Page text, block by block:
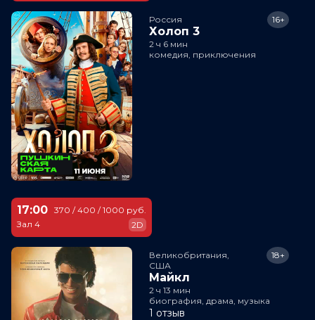
Россия
Холоп 3
16+
2 ч 6 мин
комедия, приключения
17:00
Зал 4
370 / 400 / 1000 руб.
2D
Великобритания,
США
Майкл
18+
2 ч 13 мин
биография, драма, музыка
1 отзыв